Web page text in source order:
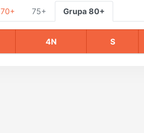
70+ 75+ Grupa 80+
4N S